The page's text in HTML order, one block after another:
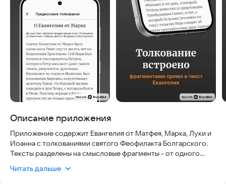
Описание приложения
Приложение содержит Евангелия от Матфея, Марка, Луки и
Иоанна с толкованиями святого Феофилакта Болгарского.
Тексты разделены на смысловые фрагменты - от одного
соответствующее толкование, которое можно читать или
Читать дальше